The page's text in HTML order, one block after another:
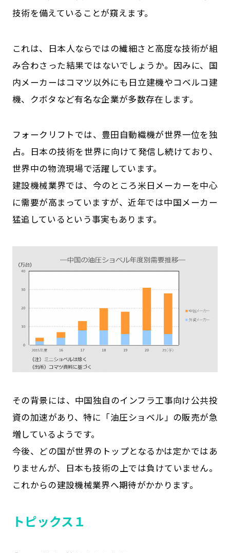
技術を備えていることが窺えます。
これは、日本人ならではの繊細さと高度な技術が組
み合わさった結果ではないでしょうか。因みに、国
内メーカーはコマツ以外にも日立建機やコベルコ建
機、クボタなど有名な企業が多数存在します。
フォークリフトでは、豊田自動織機が世界一位を独
占。日本の技術を世界に向けて発信し続けており、
世界中の物流現場で活躍しています。
建設機械業界では、今のところ米日メーカーを中心
に需要が高まっていますが、近年では中国メーカー
猛追しているという事実もあります。
その背景には、中国独自のインフラ工事向け公共投
資の加速があり、特に「油圧ショベル」の販売が急
増しているようです。
今後、どの国が世界のトップとなるかは定かではあ
りませんが、日本も技術の上では負けていません。
これからの建設機械業界へ期待がかかります。
トピックス１